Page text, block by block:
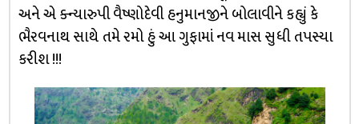
અને એ ક્ન્યારુપી વૈષ્ણોદેવી હનુમાનજીને બોલાવીને કહ્યું કે
ભૈરવનાથ સાથે તમે રમો હું આ ગુફામાં નવ માસ સુધી તપસ્યા
કરીશ !!!